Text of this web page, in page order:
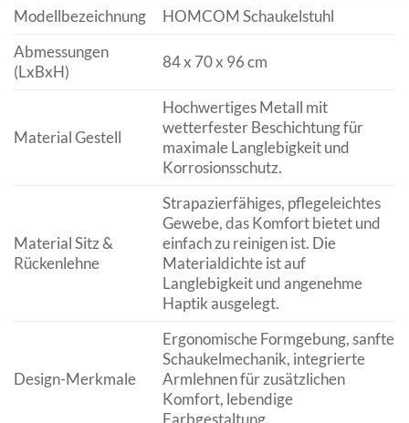
Modellbezeichnung
HOMCOM Schaukelstuhl
Abmessungen
(LxBxH)
84 x 70 x 96 cm
Material Gestell
Hochwertiges Metall mit
wetterfester Beschichtung für
maximale Langlebigkeit und
Korrosionsschutz.
Material Sitz &
Rückenlehne
Strapazierfähiges, pflegeleichtes
Gewebe, das Komfort bietet und
einfach zu reinigen ist. Die
Materialdichte ist auf
Langlebigkeit und angenehme
Haptik ausgelegt.
Design-Merkmale
Ergonomische Formgebung, sanfte
Schaukelmechanik, integrierte
Armlehnen für zusätzlichen
Komfort, lebendige
Farbgestaltung.